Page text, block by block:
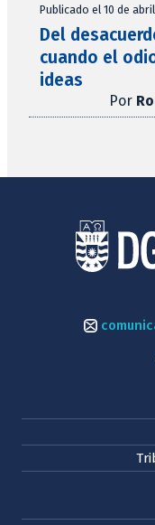
Publicado el 10 de
Del
cuando el
ideas
Por